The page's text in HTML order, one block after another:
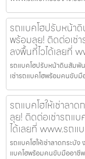
รถแบคโฮปรับหน้า
พร้อมลุย! ติดต่อเช่
ลงพื้นที่ไวได้เลยที่
รถแบคโฮปรับหน้าดินสัมพั
เช่ารถแบคโฮพร้อมคนขับ
รถแบคโฮให้เช่าลา
ลุย! ติดต่อเช่ารถแ
ได้เลยที่ www.รถแ
รถแบคโฮให้เช่าลาดกระบั
แบคโฮพร้อมคนขับมืออาชี